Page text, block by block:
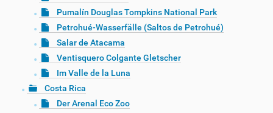
Pumalín Douglas Tompkins National Park
Petrohué-Wasserfälle (Saltos de Petrohué)
Salar de Atacama
Ventisquero Colgante Gletscher
Im Valle de la Luna
Costa Rica
Der Arenal Eco Zoo